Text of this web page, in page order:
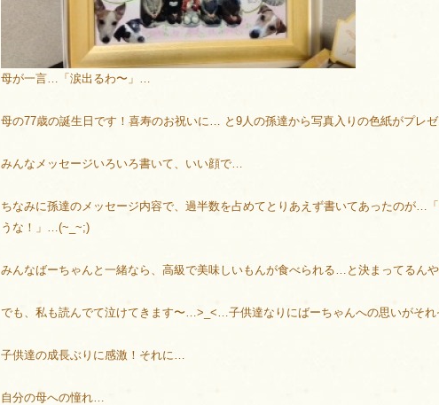
母が一言…「涙出るわ〜」…
母の77歳の誕生日です！喜寿のお祝いに… と9人の孫達から写真入りの色紙がプレ
みんなメッセージいろいろ書いて、いい顔で…
ちなみに孫達のメッセージ内容で、過半数を占めてとりあえず書いてあったのが…
うな！」…(~_~;)
みんなばーちゃんと一緒なら、高級で美味しいもんが食べられる…と決まってるん
でも、私も読んでて泣けてきます〜…>_<…子供達なりにばーちゃんへの思いがそれ
子供達の成長ぶりに感激！それに…
自分の母への憧れ…